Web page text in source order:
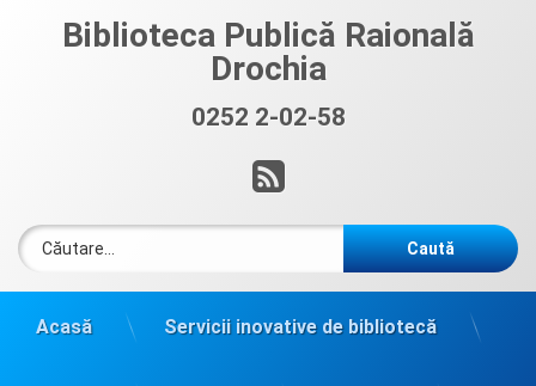
Biblioteca Publică Raională
Drochia
0252 2-02-58
RSS
Caută după:
Acasă Servicii inovative de bibliotecă